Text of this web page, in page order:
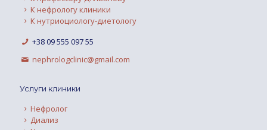
К нефрологу клиники
К нутриоциологу-диетологу
+38 09 555 097 55
nephrologclinic@gmail.com
Услуги клиники
Нефролог
Диализ